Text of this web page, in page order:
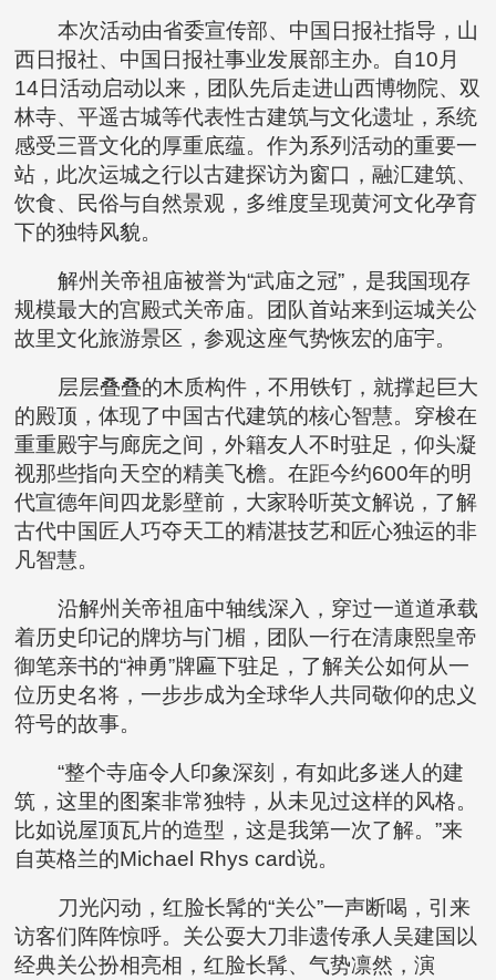
本次活动由省委宣传部、中国日报社指导，山
西日报社、中国日报社事业发展部主办。自10月
14日活动启动以来，团队先后走进山西博物院、双
林寺、平遥古城等代表性古建筑与文化遗址，系统
感受三晋文化的厚重底蕴。作为系列活动的重要一
站，此次运城之行以古建探访为窗口，融汇建筑、
饮食、民俗与自然景观，多维度呈现黄河文化孕育
下的独特风貌。
解州关帝祖庙被誉为“武庙之冠”，是我国现存
规模最大的宫殿式关帝庙。团队首站来到运城关公
故里文化旅游景区，参观这座气势恢宏的庙宇。
层层叠叠的木质构件，不用铁钉，就撑起巨大
的殿顶，体现了中国古代建筑的核心智慧。穿梭在
重重殿宇与廊庑之间，外籍友人不时驻足，仰头凝
视那些指向天空的精美飞檐。在距今约600年的明
代宣德年间四龙影壁前，大家聆听英文解说，了解
古代中国匠人巧夺天工的精湛技艺和匠心独运的非
凡智慧。
沿解州关帝祖庙中轴线深入，穿过一道道承载
着历史印记的牌坊与门楣，团队一行在清康熙皇帝
御笔亲书的“神勇”牌匾下驻足，了解关公如何从一
位历史名将，一步步成为全球华人共同敬仰的忠义
符号的故事。
“整个寺庙令人印象深刻，有如此多迷人的建
筑，这里的图案非常独特，从未见过这样的风格。
比如说屋顶瓦片的造型，这是我第一次了解。”来
自英格兰的Michael Rhys card说。
刀光闪动，红脸长髯的“关公”一声断喝，引来
访客们阵阵惊呼。关公耍大刀非遗传承人吴建国以
经典关公扮相亮相，红脸长髯、气势凛然，演